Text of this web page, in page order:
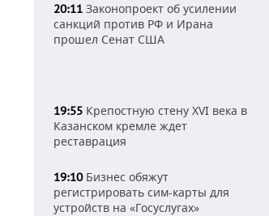
20:11 Законопроект об усилении
санкций против РФ и Ирана
прошел Сенат США
19:55 Крепостную стену XVI века в
Казанском кремле ждет
реставрация
19:10Бизнес обяжут
регистрировать сим-карты для
устройств на «Госуслугах»